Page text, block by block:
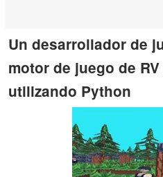
Un desarrollador de
motor de juego de
utilizando Python